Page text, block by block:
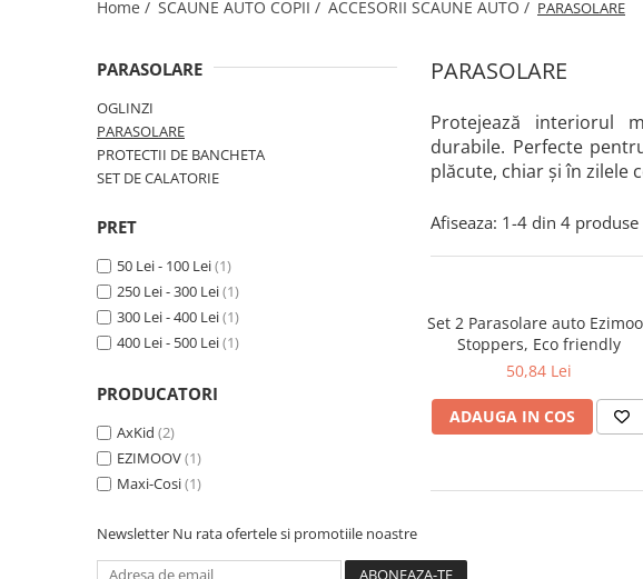
Jucarii de Sortare
Jucarii din plus
Jucarii muzicale
Jucarii pentru baie
Jucarii Senzoriale
Home / SCAUNE AUTO COPII / ACCESORII SCAUNE AUTO / PARASOLARE
PARASOLARE
Protejează interiorul
durabile. Perfecte
plăcute, chiar și în zilele
PARASOLARE
OGLINZI
PARASOLARE
PROTECTII DE BANCHETA
SET DE CALATORIE
PRET
50 Lei - 100 Lei(1)
250 Lei - 300 Lei(1)
300 Lei - 400 Lei(1)
400 Lei - 500 Lei(1)
PRODUCATORI
AxKid (2)
EZIMOOV(1)
Maxi-Cosi(1)
Afiseaza: 1-4 din 4 produse
Set 2 Parasolare auto
Stoppers, Eco friendly
50,84 Lei
ADAUGA IN COS
Newsletter Nu rata ofertele si promotiile noastre